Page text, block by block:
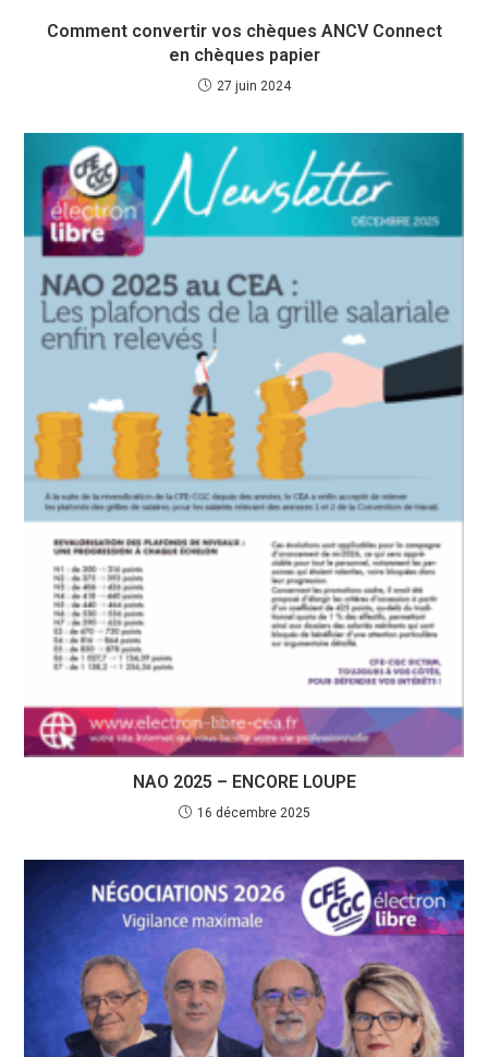
Comment convertir vos chèques ANCV Connect
en chèques papier
27 juin 2024
NAO 2025 – ENCORE LOUPE
16 décembre 2025